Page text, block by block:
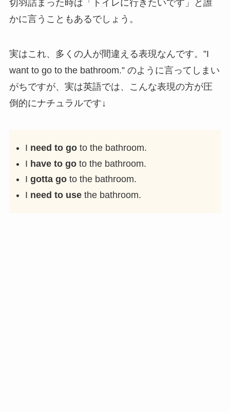
切羽詰まった時は「トイレに行きたいです」と誰
かに言うこともあるでしょう。
実はこれ、多くの人が間違える表現なんです。”I
want to go to the bathroom.” のように言ってしまい
がちですが、実は英語では、こんな表現の方が圧
倒的にナチュラルです↓
I need to go to the bathroom.
I have to go to the bathroom.
Igotta go to the bathroom.
I need to use the bathroom.